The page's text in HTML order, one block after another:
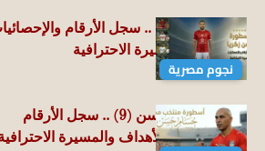
نجوم مصرية
مؤمن زكريا (8) .. سجل الأرقام
والأهداف والمسيرة الاحترافية
العميد حسام حسن (9) .. سجل الأرقام
والإحصائيات والأهداف والمسيرة